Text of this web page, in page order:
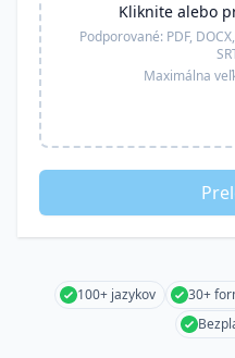
Kliknite alebo
Podporované: PDF,
Maximálna
100+ jazykov 30+